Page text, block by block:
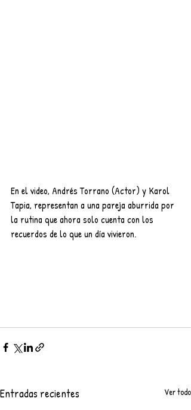
En el video, Andrés Torrano (Actor) y Karol
Tapia, representan a una pareja aburrida por
la rutina que ahora solo cuenta con los
recuerdos de lo que un día vivieron.
Entradas recientes Ver todo